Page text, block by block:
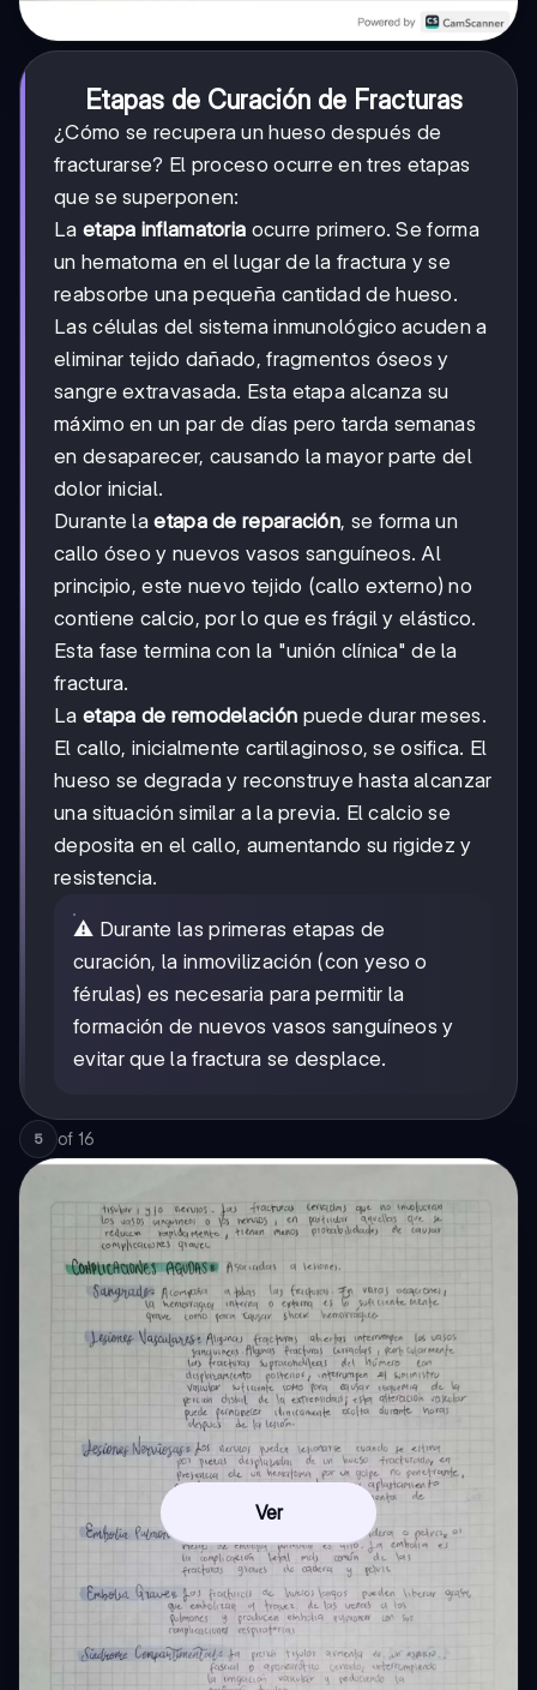
Etapas de Curación de Fracturas
¿Cómo se recupera un hueso después de
fracturarse? El proceso ocurre en tres etapas
que se superponen:
La etapa inflamatoria ocurre primero. Se forma
un hematoma en el lugar de la fractura y se
reabsorbe una pequeña cantidad de hueso.
Las células del sistema inmunológico acuden a
eliminar tejido dañado, fragmentos óseos y
sangre extravasada. Esta etapa alcanza su
máximo en un par de días pero tarda semanas
en desaparecer, causando la mayor parte del
dolor inicial.
Durante laetapa de reparación, se forma un
callo óseo y nuevos vasos sanguíneos. Al
principio, este nuevo tejido (callo externo) no
contiene calcio, por lo que es frágil y elástico.
Esta fase termina con la "unión clínica" de la
fractura.
La etapa de remodelación puede durar meses.
El callo, inicialmente cartilaginoso, se osifica. El
hueso se degrada y reconstruye hasta alcanzar
una situación similar a la previa. El calcio se
deposita en el callo, aumentando su rigidez y
resistencia.
⚠️ Durante las primeras etapas de
curación, la inmovilización (con yeso o
férulas) es necesaria para permitir la
formación de nuevos vasos sanguíneos y
evitar que la fractura se desplace.
5 of 16
Ver